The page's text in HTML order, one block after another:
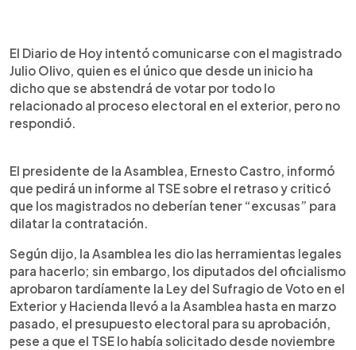
El Diario de Hoy intentó comunicarse con el magistrado
Julio Olivo, quien es el único que desde un inicio ha
dicho que se abstendrá de votar por todo lo
relacionado al proceso electoral en el exterior, pero no
respondió.
El presidente de la Asamblea, Ernesto Castro, informó
que pedirá un informe al TSE sobre el retraso y criticó
que los magistrados no deberían tener “excusas” para
dilatar la contratación.
Según dijo, la Asamblea les dio las herramientas legales
para hacerlo; sin embargo, los diputados del oficialismo
aprobaron tardíamente la Ley del Sufragio de Voto en el
Exterior y Hacienda llevó a la Asamblea hasta en marzo
pasado, el presupuesto electoral para su aprobación,
pese a que el TSE lo había solicitado desde noviembre